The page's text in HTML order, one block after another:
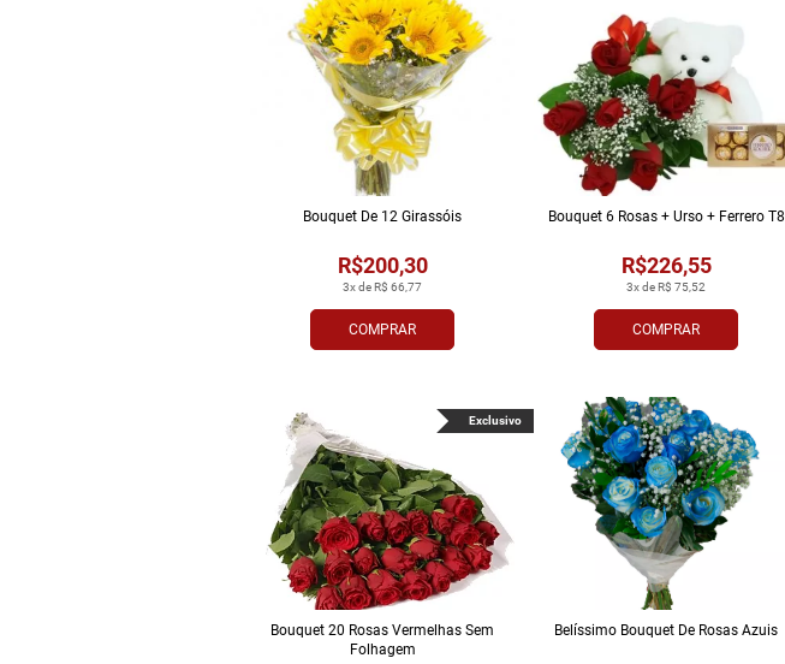
COMPRAR
3x de R$ 66,77
R$200,30
Bouquet De 12 Girassóis
COMPRAR
3x de R$ 75,52
R$226,55
Bouquet 6 Rosas + Urso + Ferrero T8
Bouquet 20 Rosas Vermelhas Sem
Folhagem
Exclusivo
Belíssimo Bouquet De Rosas Azuis